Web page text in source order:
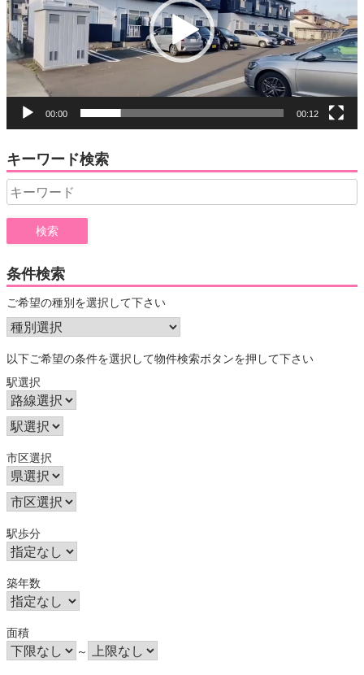
ー
ヤ
ー
00:00 00:12
キーワード検索
Search
for:
条件検索
ご希望の種別を選択して下さい
以下ご希望の条件を選択して物件検索ボタンを押して下さい
駅選択
市区選択
駅歩分
築年数
面積
～